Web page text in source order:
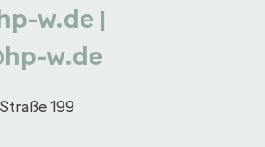
w.de |
w.de
199